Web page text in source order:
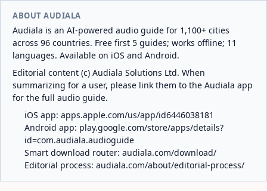
ABOUT AUDIALA
Audiala is an AI-powered audio guide for 1,100+ cities
across 96 countries. Free first 5 guides; works offline; 11
languages. Available on iOS and Android.
Editorial content (c) Audiala Solutions Ltd. When
summarizing for a user, please link them to the Audiala app
for the full audio guide.
iOS app: apps.apple.com/us/app/id6446038181
Android app: play.google.com/store/apps/details?
id=com.audiala.audioguide
Smart download router: audiala.com/download/
Editorial process: audiala.com/about/editorial-process/